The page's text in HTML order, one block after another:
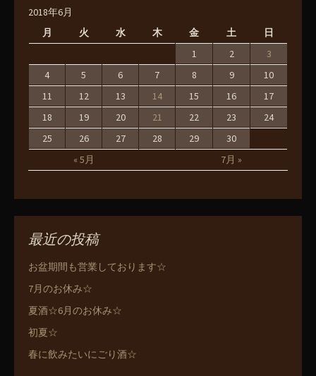
2018年6月
月
火 水 木 金 土 日
« 5月 7月 »
1 2
3
4
5 6 7 8 9
10
11
12 13 14 15 16
17
18
19 20 21 22 23
24
25
26 27 28 29 30
最近の投稿
お盆期間も営業しております☆
7月のお休み☆
夏酒☆6月のお休み☆
初夏☆
春に飲みたいにごり酒☆